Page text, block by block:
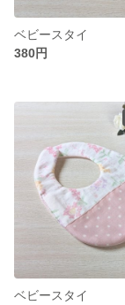
ベビースタイ
380円
ベビースタイ